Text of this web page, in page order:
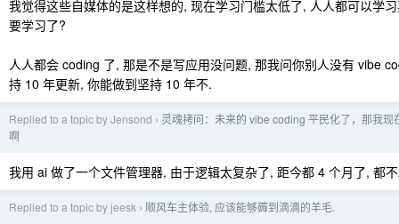
我觉得这些自媒体的是这样想的, 现在学习门槛太低了, 人人都可以学
要学习了?
人人都会 coding 了, 那是不是写应用没问题, 那我问你别人没有 vibe
持 10 年更新, 你能做到坚持 10 年不.
Replied to a topic by Jensond › 灵魂拷问：未来的 vibe coding 平民化了，那我现
啊
我用 ai 做了一个文件管理器, 由于逻辑太复杂了, 距今都 4 个月了, 都
Replied to a topic by jeesk › 顺风车主体验, 应该能够薅到滴滴的羊毛.